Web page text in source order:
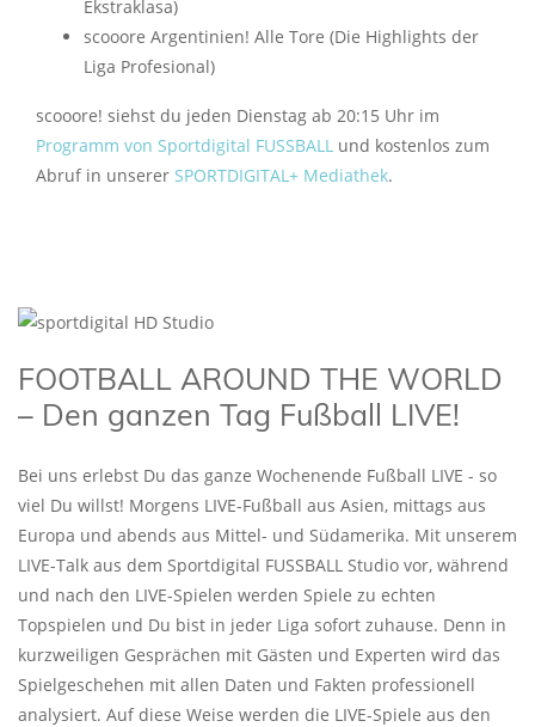
Ekstraklasa)
scooore Argentinien! Alle Tore (Die Highlights der
Liga Profesional)
scooore! siehst du jeden Dienstag ab 20:15 Uhr im
Programm von Sportdigital FUSSBALL und kostenlos zum
Abruf in unserer SPORTDIGITAL+ Mediathek.
FOOTBALL AROUND THE WORLD
– Den ganzen Tag Fußball LIVE!
Bei uns erlebst Du das ganze Wochenende Fußball LIVE - so
viel Du willst! Morgens LIVE-Fußball aus Asien, mittags aus
Europa und abends aus Mittel- und Südamerika. Mit unserem
LIVE-Talk aus dem Sportdigital FUSSBALL Studio vor, während
und nach den LIVE-Spielen werden Spiele zu echten
Topspielen und Du bist in jeder Liga sofort zuhause. Denn in
kurzweiligen Gesprächen mit Gästen und Experten wird das
Spielgeschehen mit allen Daten und Fakten professionell
analysiert. Auf diese Weise werden die LIVE-Spiele aus den